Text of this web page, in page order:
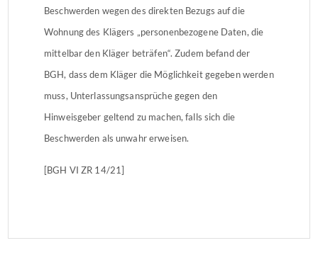
Beschwerden wegen des direkten Bezugs auf die
Wohnung des Klägers „personenbezogene Daten, die
mittelbar den Kläger beträfen“. Zudem befand der
BGH, dass dem Kläger die Möglichkeit gegeben werden
muss, Unterlassungsansprüche gegen den
Hinweisgeber geltend zu machen, falls sich die
Beschwerden als unwahr erweisen.
[BGH VI ZR 14/21]